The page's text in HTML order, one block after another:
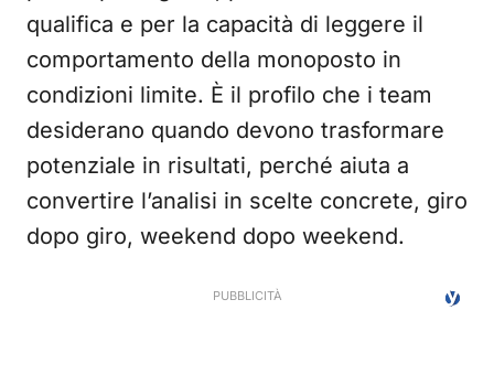
qualifica e per la capacità di leggere il
comportamento della monoposto in
condizioni limite. È il profilo che i team
desiderano quando devono trasformare
potenziale in risultati, perché aiuta a
convertire l’analisi in scelte concrete, giro
dopo giro, weekend dopo weekend.